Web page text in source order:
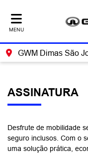
MENU
GWM Dimas São
ASSINATURA
Desfrute de mobilidade
seguro inclusos. Com o
uma solução prática,